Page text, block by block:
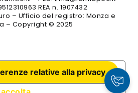
REA n. 1907432
– Ufficio del registro: Monza e
– Copyright © 2025
relative alla privacy